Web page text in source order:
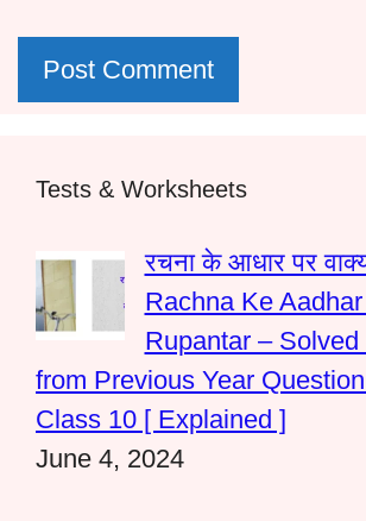
Tests & Worksheets
रचना के आधार पर
Rachna Ke
Rupantar –
from Previous Year
Class 10 [ Explained ]
June 4, 2024